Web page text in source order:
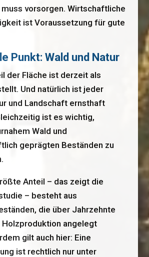
vorsorgen. Wirtschaftliche
ist Voraussetzung für gute
Punkt: Wald und Natur
der Fläche ist derzeit als
Und natürlich ist jeder
und Landschaft ernsthaft
ist es wichtig,
Wald und
geprägten Beständen zu
Anteil – das zeigt die
– besteht aus
die über Jahrzehnte
angelegt
gilt auch hier: Eine
ist rechtlich nur unter